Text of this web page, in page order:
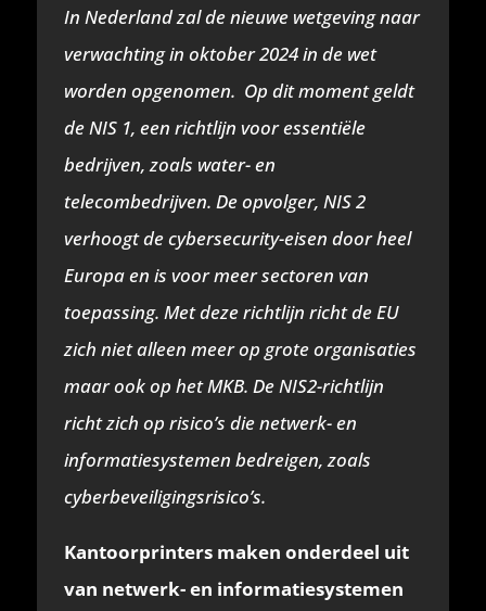
In Nederland zal de nieuwe wetgeving naar
verwachting in oktober 2024 in de wet
worden opgenomen. Op dit moment geldt
de NIS 1, een richtlijn voor essentiële
bedrijven, zoals water- en
telecombedrijven. De opvolger, NIS 2
verhoogt de cybersecurity-eisen door heel
Europa en is voor meer sectoren van
toepassing. Met deze richtlijn richt de EU
zich niet alleen meer op grote organisaties
maar ook op het MKB. De NIS2-richtlijn
richt zich op risico’s die netwerk- en
informatiesystemen bedreigen, zoals
cyberbeveiligingsrisico’s.
Kantoorprinters maken onderdeel uit
van netwerk- en informatiesystemen